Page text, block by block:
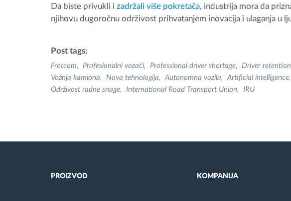
Da biste privukli i zadržali više pokretača, industrija mora da
njihovu dugoročnu održivost prihvatanjem inovacija i ulaganja u
Post tags:
Frotcom Profesionalni vozači Professional driver shortage Driver retention
Vožnja kamiona
Nova tehnologija Autonomna vozila Artificial intelligence
Održivost radne snage
International Road Transport Union IRU
PROIZVOD KOMPANIJA